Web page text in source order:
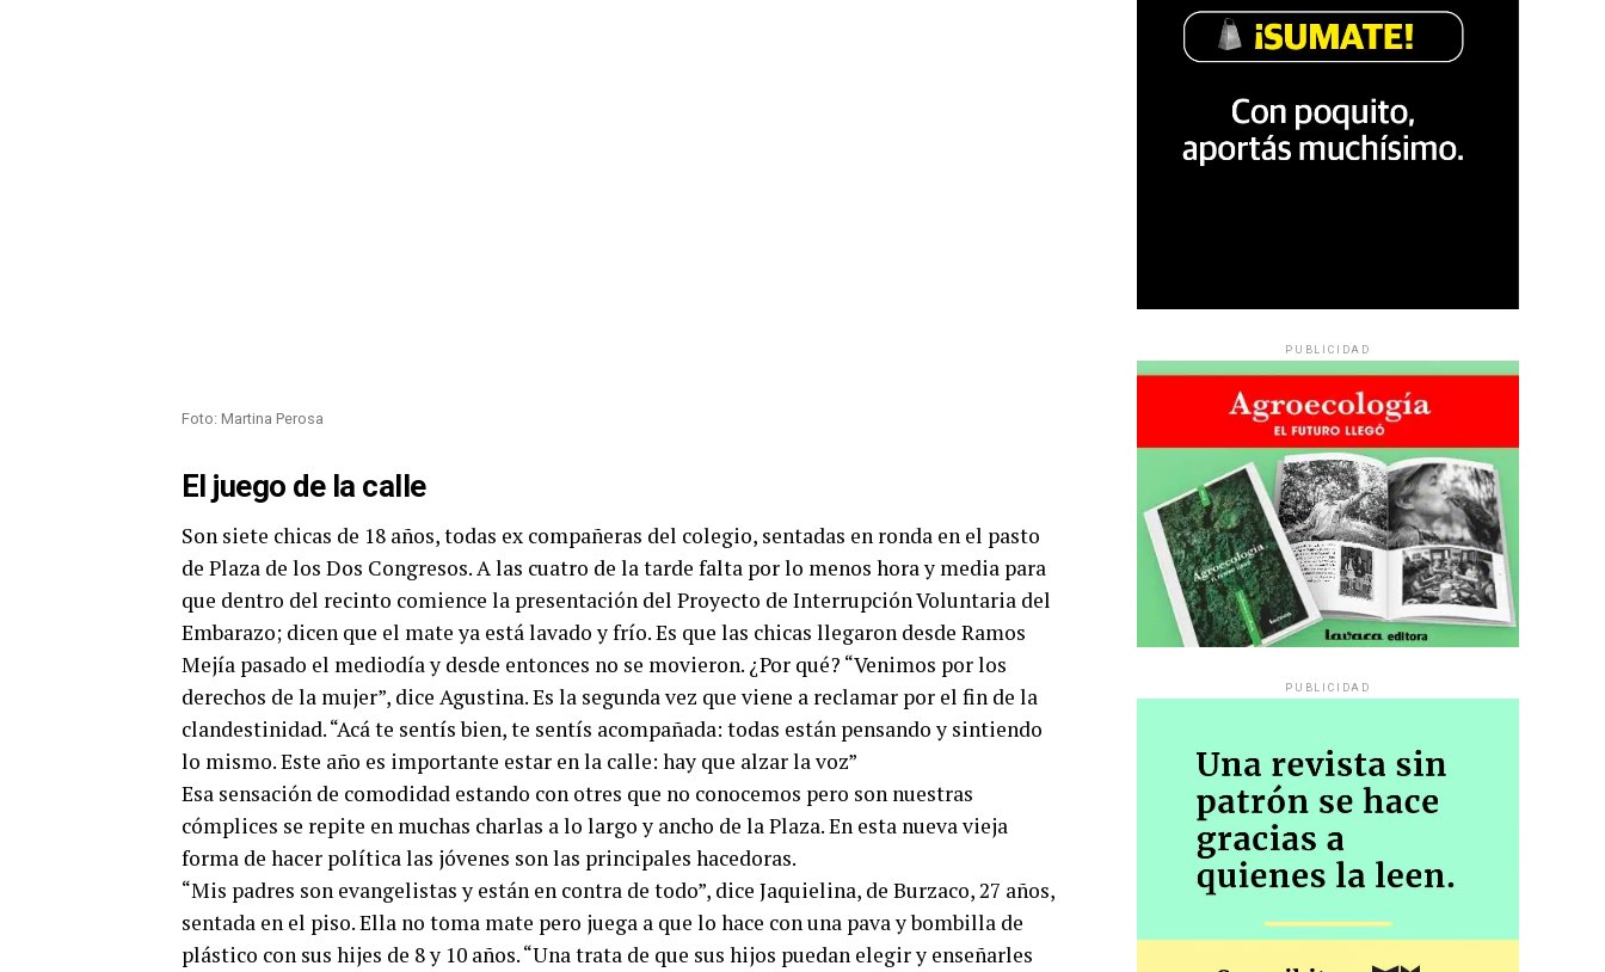
Foto: Martina Perosa
El juego de la calle
Son siete chicas de 18 años, todas ex compañeras del colegio, sentadas en ronda en el pasto
de Plaza de los Dos Congresos. A las cuatro de la tarde falta por lo menos hora y media para
que dentro del recinto comience la presentación del Proyecto de Interrupción Voluntaria del
Embarazo; dicen que el mate ya está lavado y frío. Es que las chicas llegaron desde Ramos
Mejía pasado el mediodía y desde entonces no se movieron. ¿Por qué? “Venimos por los
derechos de la mujer”, dice Agustina. Es la segunda vez que viene a reclamar por el fin de la
clandestinidad. “Acá te sentís bien, te sentís acompañada: todas están pensando y sintiendo
lo mismo. Este año es importante estar en la calle: hay que alzar la voz”
Esa sensación de comodidad estando con otres que no conocemos pero son nuestras
cómplices se repite en muchas charlas a lo largo y ancho de la Plaza. En esta nueva vieja
forma de hacer política las jóvenes son las principales hacedoras.
“Mis padres son evangelistas y están en contra de todo”, dice Jaquielina, de Burzaco, 27 años,
sentada en el piso. Ella no toma mate pero juega a que lo hace con una pava y bombilla de
plástico con sus hijes de 8 y 10 años. “Una trata de que sus hijos puedan elegir y enseñarles
PUBLICIDAD
PUBLICIDAD